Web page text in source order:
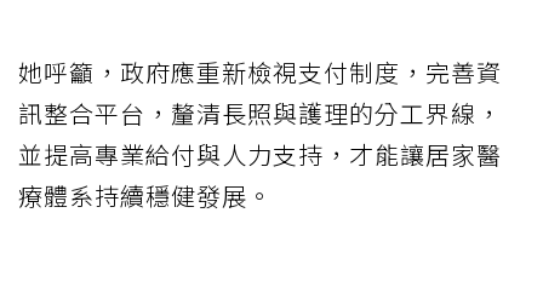
她呼籲，政府應重新檢視支付制度，完善資
訊整合平台，釐清長照與護理的分工界線，
並提高專業給付與人力支持，才能讓居家醫
療體系持續穩健發展。